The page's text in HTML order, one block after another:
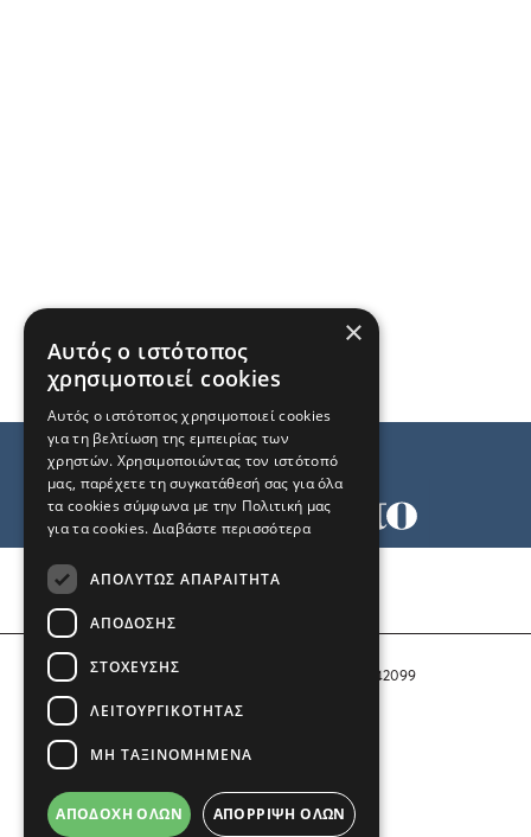
Αριθμός Πιστοποίησης Μ.Η.Τ. 242099
COPYRIGHT © 2026 Το Μανιφέστο
×
Αυτός ο ιστότοπος
χρησιμοποιεί cookies
Αυτός ο ιστότοπος χρησιμοποιεί cookies
για τη βελτίωση της εμπειρίας των
χρηστών. Χρησιμοποιώντας τον ιστότοπό
μας, παρέχετε τη συγκατάθεσή σας για όλα
τα cookies σύμφωνα με την Πολιτική μας
για τα cookies. Διαβάστε περισσότερα
ΑΠΟΛΎΤΩΣ ΑΠΑΡΑΊΤΗΤΑ
ΑΠΌΔΟΣΗΣ
ΣΤΌΧΕΥΣΗΣ
ΛΕΙΤΟΥΡΓΙΚΌΤΗΤΑΣ
ΜΗ ΤΑΞΙΝΟΜΗΜΈΝΑ
ΑΠΟΔΟΧΉ ΌΛΩΝ ΑΠΌΡΡΙΨΗ ΌΛΩΝ